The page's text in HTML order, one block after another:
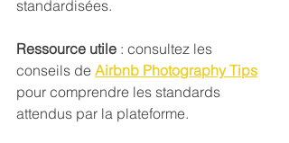
standardisées.
Ressource utile : consultez les
conseils de Airbnb Photography Tips
pour comprendre les standards
attendus par la plateforme.